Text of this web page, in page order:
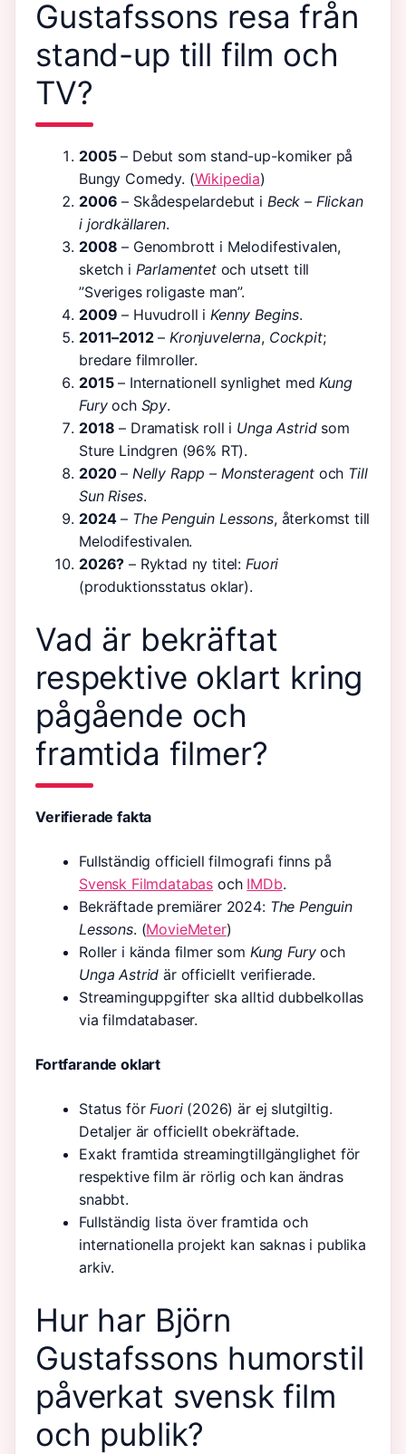
Gustafssons resa från
stand-up till film och
TV?
2005– Debut som stand-up-komiker på
Bungy Comedy. (Wikipedia)
2006 – Skådespelardebut i Beck – Flickan
i jordkällaren.
2008 – Genombrott i Melodifestivalen,
sketch i Parlamentetoch utsett till
”Sveriges roligaste man”.
2009 – Huvudroll i Kenny Begins.
2011–2012–Kronjuvelerna, Cockpit;
bredare filmroller.
2015– Internationell synlighet medKung
Furyoch Spy.
2018 – Dramatisk roll i Unga Astridsom
Sture Lindgren (96% RT).
2020– Nelly Rapp – Monsteragentoch Till
Sun Rises.
2024– The Penguin Lessons, återkomst till
Melodifestivalen.
2026? – Ryktad ny titel:Fuori
(produktionsstatus oklar).
Vad är bekräftat
respektive oklart kring
pågående och
framtida filmer?
Verifierade fakta
Fullständig officiell filmografi finns på
Svensk Filmdatabas och IMDb.
Bekräftade premiärer 2024: The Penguin
Lessons. (MovieMeter)
Roller i kända filmer som Kung Furyoch
Unga Astrid är officiellt verifierade.
Streaminguppgifter ska alltid dubbelkollas
via filmdatabaser.
Fortfarande oklart
Status förFuori(2026) är ej slutgiltig.
Detaljer är officiellt obekräftade.
Exakt framtida streamingtillgänglighet för
respektive film är rörlig och kan ändras
snabbt.
Fullständig lista över framtida och
internationella projekt kan saknas i publika
arkiv.
Hur har Björn
Gustafssons humorstil
påverkat svensk film
och publik?